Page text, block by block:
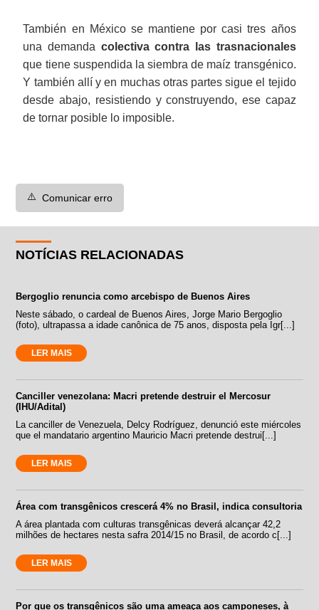
También en México se mantiene por casi tres años
una demanda colectiva contra las trasnacionales
que tiene suspendida la siembra de maíz transgénico.
Y también allí y en muchas otras partes sigue el tejido
desde abajo, resistiendo y construyendo, ese capaz
de tornar posible lo imposible.
⚠️ Comunicar erro
NOTÍCIAS RELACIONADAS
Bergoglio renuncia como arcebispo de Buenos Aires
Neste sábado, o cardeal de Buenos Aires, Jorge Mario Bergoglio
(foto), ultrapassa a idade canônica de 75 anos, disposta pela Igr[...]
LER MAIS
Canciller venezolana: Macri pretende destruir el Mercosur
(IHU/Adital)
La canciller de Venezuela, Delcy Rodríguez, denunció este miércoles
que el mandatario argentino Mauricio Macri pretende destrui[...]
LER MAIS
Área com transgênicos crescerá 4% no Brasil, indica consultoria
A área plantada com culturas transgênicas deverá alcançar 42,2
milhões de hectares nesta safra 2014/15 no Brasil, de acordo c[...]
LER MAIS
Por que os transgênicos são uma ameaça aos camponeses, à